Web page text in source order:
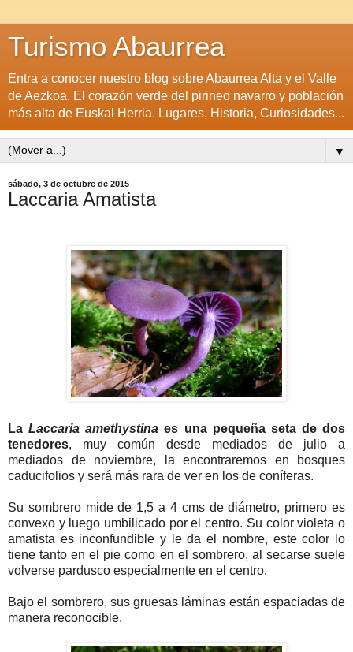
Turismo Abaurrea
Entra a conocer nuestro blog sobre Abaurrea Alta y el Valle
de Aezkoa. El corazón verde del pirineo navarro y población
más alta de Euskal Herria. Lugares, Historia, Curiosidades...
▼
sábado, 3 de octubre de 2015
Laccaria Amatista
LaLaccaria amethystina es una pequeña seta de dos
tenedores, muy común desde mediados de julio a
mediados de noviembre, la encontraremos en bosques
caducifolios y será más rara de ver en los de coníferas.
Su sombrero mide de 1,5 a 4 cms de diámetro, primero es
convexo y luego umbilicado por el centro. Su color violeta o
amatista es inconfundible y le da el nombre, este color lo
tiene tanto en el pie como en el sombrero, al secarse suele
volverse pardusco especialmente en el centro.
Bajo el sombrero, sus gruesas láminas están espaciadas de
manera reconocible.